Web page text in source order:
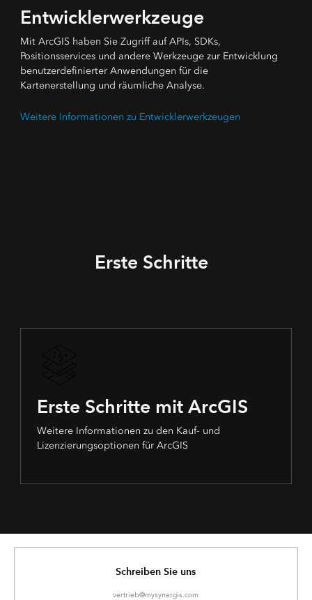
Entwicklerwerkzeuge
Mit ArcGIS haben Sie Zugriff auf APIs, SDKs,
Positionsservices und andere Werkzeuge zur Entwicklung
benutzerdefinierter Anwendungen für die
Kartenerstellung und räumliche Analyse.
Weitere Informationen zu Entwicklerwerkzeugen
Erste Schritte
Erste Schritte mit ArcGIS
Weitere Informationen zu den Kauf- und
Lizenzierungsoptionen für ArcGIS
Schreiben Sie uns
vertrieb@mysynergis.com